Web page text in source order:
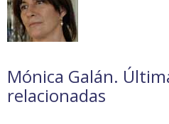
Mónica Galán.
relacionadas